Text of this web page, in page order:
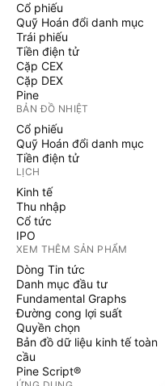
Cổ phiếu
Quỹ Hoán đổi danh mục
Trái phiếu
Tiền điện tử
Cặp CEX
Cặp DEX
Pine
BẢN ĐỒ NHIỆT
Cổ phiếu
Quỹ Hoán đổi danh mục
Tiền điện tử
LỊCH
Kinh tế
Thu nhập
Cổ tức
IPO
XEM THÊM SẢN PHẨM
Dòng Tin tức
Danh mục đầu tư
Fundamental Graphs
Đường cong lợi suất
Quyền chọn
Bản đồ dữ liệu kinh tế toàn
cầu
Pine Script®